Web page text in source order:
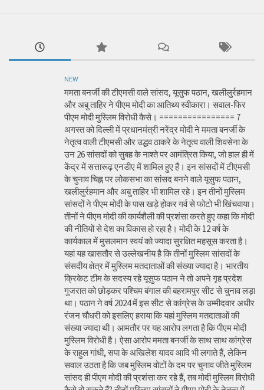
NEW
ममता बनर्जी की टीएमसी वाले सांसद, यूसुफ पठान, खलीलुर्रहमान
और अबु ताहिर ने पीएम मोदी का आतिथ्य स्वीकारा। सवाल-फिर
पीएम मोदी मुस्लिम विरोधी कैसे। ================ 7
अगस्त को दिल्ली में प्रधानमंत्री नरेंद्र मोदी ने ममता बनर्जी के
नेतृत्व वाली टीएमसी और उद्धव ठाकरे के नेतृत्व वाली शिवसेना के
उन 26 सांसदों को सुबह के नाश्ते पर आमंत्रित किया, जो हाल ही में
केंद्र में सत्तारूढ़ एनडीए में शामिल हुए हैं। इन सांसदों में टीएमसी
के चुनाव चिह्न पर लोकसभा का सांसद बनने वाले यूसुफ पठान,
खलीलुर्रहमान और अबु ताहिर भी शामिल रहे। इन तीनों मुस्लिम
सांसदों ने पीएम मोदी के पास खड़े होकर गर्व से फोटो भी खिंचवाया।
तीनों ने पीएम मोदी की कार्यशैली की प्रशंसा करते हुए कहा कि मोदी
की नीतियों से देश का विकास हो रहा है। मोदी के 12 वर्ष के
कार्यकाल में मुसलमान स्वयं को ज्यादा सुरक्षित महसूस करता है।
यहां यह खासतौर से उल्लेखनीय है कि तीनों मुस्लिम सांसदों के
संसदीय क्षेत्र में मुस्लिम मतदाताओं की संख्या ज्यादा है। भारतीय
क्रिकेट टीम के सदस्य रहे यूसुफ पठान ने तो अपने गृह प्रदेश
गुजरात को छोड़कर पश्चिम बंगाल की बहरामपुर सीट से चुनाव लड़ा
था। पठान ने वर्ष 2024 में इस सीट से कांग्रेस के उम्मीदवार अधीर
रंजन चौधरी को इसलिए हराया कि यहां मुस्लिम मतदाताओं की
संख्या ज्यादा थी। आमतौर पर यह आरोप लगता है कि पीएम मोदी
मुस्लिम विरोधी है। ऐसा आरोप ममता बनर्जी के साथ साथ कांग्रेस
के राहुल गांधी, सपा के अखिलेश यादव आदि भी लगाते हैं, लेकिन
सवाल उठता है कि जब मुस्लिम वोटों के दम पर चुनाव जीते मुस्लिम
सांसद ही पीएम मोदी की प्रशंसा कर रहे हैं, तब मोदी मुस्लिम विरोधी